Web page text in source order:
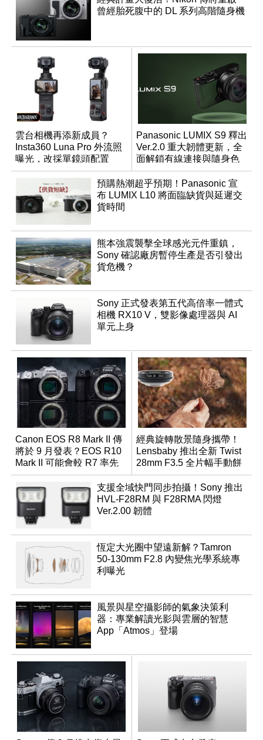
曾經胎死腹中的 DL 系列高階隨身機
雲台相機再添新成員？
Insta360 Luna Pro 外流照
曝光，改採單鏡頭配置
Panasonic LUMIX S9 釋出
Ver.2.0 重大韌體更新，全
面解鎖有線連接與隨身色
調編輯
預購熱潮超乎預期！Panasonic 宣
布 LUMIX L10 將面臨缺貨與延遲交
貨時間
熊本強震襲擊全球感光元件重鎮，
Sony 確認廠房暫停生產是否引發出
貨危機？
Sony 正式發表第五代高倍率一體式
相機 RX10 V，雙影像處理器與 AI
單元上身
Canon EOS R8 Mark II 傳
將於 9 月發表？EOS R10
Mark II 可能會較 R7 率先
推出
經典旋轉散景隨身攜帶！
Lensbaby 推出全新 Twist
28mm F3.5 全片幅手動餅
乾鏡
支援全域快門同步拍攝！Sony 推出
HVL-F28RM 與 F28RMA 閃燈
Ver.2.00 韌體
恆定大光圈中望遠新解？Tamron
50-130mm F2.8 內變焦光學系統專
利曝光
風景與星空攝影師的氣象決策利
器：專業解讀光影與雲層的智慧
App「Atmos」登場